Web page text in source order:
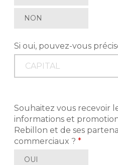
NON
Si oui, pouvez-vous
Souhaitez vous recevoir
informations et
Rebillon et de ses
commerciaux ?*
OUI